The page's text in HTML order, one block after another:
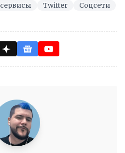
сервисы Twitter Соцсети